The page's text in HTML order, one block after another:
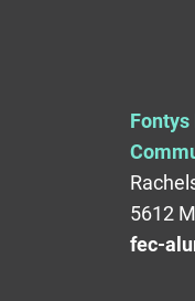
Fontys
5612
fec-